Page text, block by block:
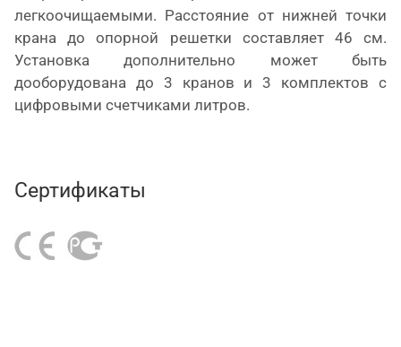
легкоочищаемыми. Расстояние от нижней точки
крана до опорной решетки составляет 46 см.
Установка дополнительно может быть
дооборудована до 3 кранов и 3 комплектов с
цифровыми счетчиками литров.
Сертификаты